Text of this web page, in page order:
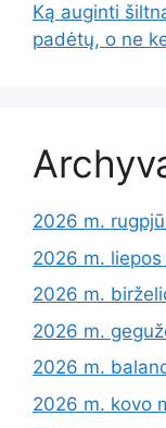
Ką auginti
padėtų, o ne
2026 m.
2026 m. liepos
2026 m.
2026 m.
2026 m.
2026 m. kovo